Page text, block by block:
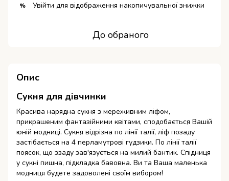
% Увійти для відображення накопичувальної знижки
До обраного
Опис
Сукня для дівчинки
Красива нарядна сукня з мереживним ліфом,
прикрашеним фантазійними квітами, сподобається Вашій
юній модниці. Сукня відрізна по лінії талії, ліф позаду
застібається на 4 перламутрові гудзики. По лінії талії
поясок, що ззаду зав'язується на милий бантик. Спідниця
у сукні пишна, підкладка бавовна. Ви та Ваша маленька
модниця будете задоволені своїм вибором!